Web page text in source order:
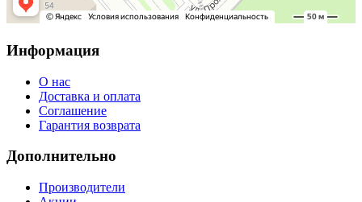
Информация
О нас
Доставка и оплата
Соглашение
Гарантия возврата
Дополнительно
Производители